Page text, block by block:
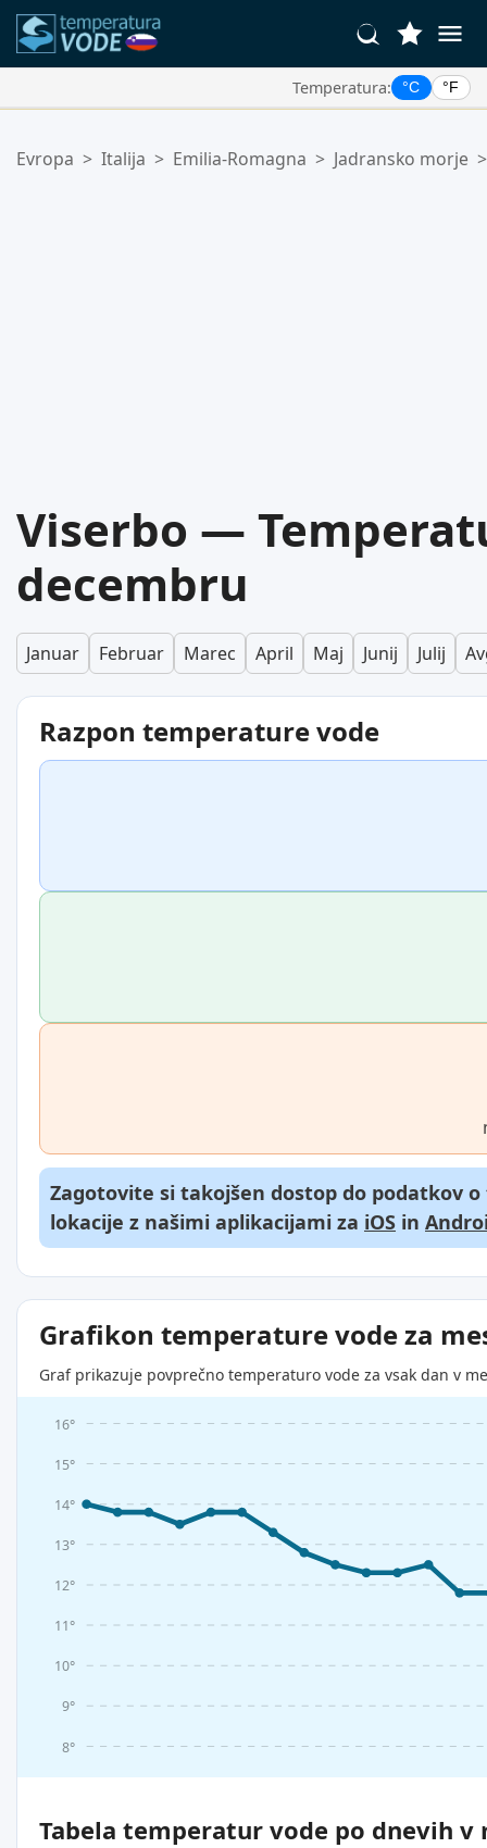
Temperatura: °C °F
Vaš seznam priljubljenih je prazen.
Evropa > Italija > Emilia-Romagna > Jadransko morje >
Viserbo —
decembru
Januar Februar Marec April Maj Junij Julij
Razpon temperature vode
Zagotovite si takojšen dostop do podatkov
lokacije z našimi aplikacijami za iOS in
Grafikon temperature vode za
Graf prikazuje povprečno temperaturo vode za vsak dan v
8°
9°
10°
11°
12°
13°
14°
15°
16°
Tabela temperatur vode po dnevih v